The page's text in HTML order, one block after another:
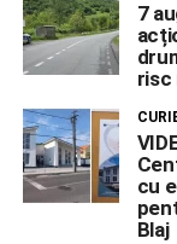
7
risc
cu
Blaj